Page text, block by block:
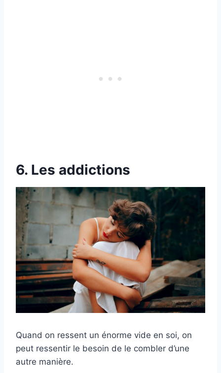
6. Les addictions
Quand on ressent un énorme vide en soi, on
peut ressentir le besoin de le combler d’une
autre manière.